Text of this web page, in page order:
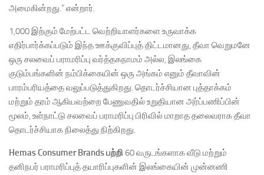
அமைகின்றது.” என்றார்.
1,000 இற்கும் மேற்பட்ட வெற்றியாளர்களை உருவாக்க
எதிர்பார்க்கப்படும் இந்த ஊக்குவிப்புத் திட்டமானது, தீவா வெறுமனே
ஒரு சலவைப் பராமரிப்பு வர்த்தகநாமம் அல்ல, இலங்கை
குடும்பங்களின் நம்பிக்கையின் ஒரு அங்கம் எனும் தீவாவின்
பாரம்பரியத்தை வலுப்படுத்துகிறது. தொடர்ச்சியான புத்தாக்கம்
மற்றும் தரம் ஆகியவற்றை பேணுவதில் உறுதியான அர்ப்பணிப்பின்
மூலம், உள்நாட்டு சலவைப் பராமரிப்பு பிரிவில் மாறாத தலைவராக தீவா
தொடர்ச்சியாக நிலைத்து நிற்கிறது.
Hemas Consumer Brandsபற்றி60 வருடங்களாக வீடு மற்றும்
தனிநபர் பராமரிப்புத் தயாரிப்புகளின் இலங்கையின் முன்னணி